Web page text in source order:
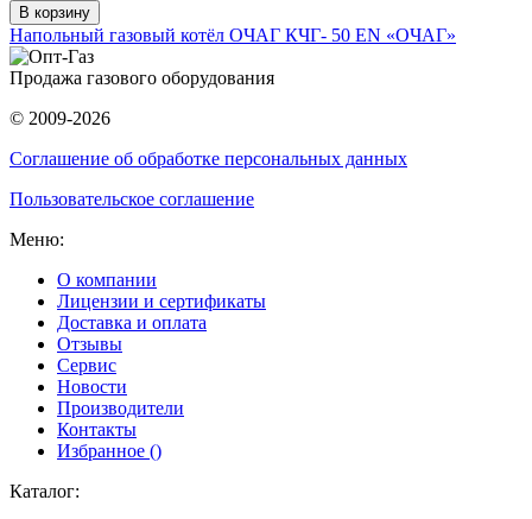
В корзину
Напольный газовый котёл ОЧАГ КЧГ- 50 EN «ОЧАГ»
Продажа газового оборудования
© 2009-2026
Соглашение об обработке персональных данных
Пользовательское соглашение
Меню:
О компании
Лицензии и сертификаты
Доставка и оплата
Отзывы
Сервис
Новости
Производители
Контакты
Избранное ()
Каталог: